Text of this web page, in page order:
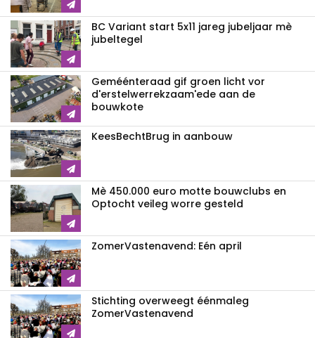
BC Variant start 5x11 jareg jubeljaar mè
jubeltegel
Geméénteraad gif groen licht vor
d'erstelwerrekzaam'ede aan de
bouwkote
KeesBechtBrug in aanbouw
Mè 450.000 euro motte bouwclubs en
Optocht veileg worre gesteld
ZomerVastenavend: Eén april
Stichting overweegt éénmaleg
ZomerVastenavend